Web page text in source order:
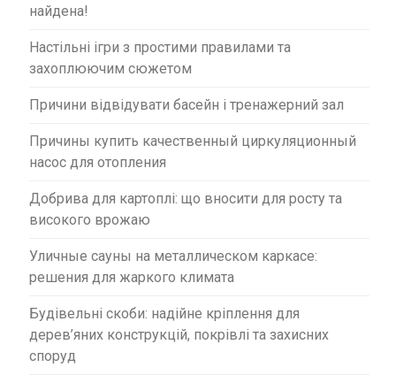
найдена!
Настільні ігри з простими правилами та
захоплюючим сюжетом
Причини відвідувати басейн і тренажерний зал
Причины купить качественный циркуляционный
насос для отопления
Добрива для картоплі: що вносити для росту та
високого врожаю
Уличные сауны на металлическом каркасе:
решения для жаркого климата
Будівельні скоби: надійне кріплення для
дерев’яних конструкцій, покрівлі та захисних
споруд